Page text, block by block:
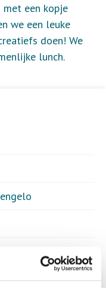
met een kopje
we een leuke
doen! We
lunch.